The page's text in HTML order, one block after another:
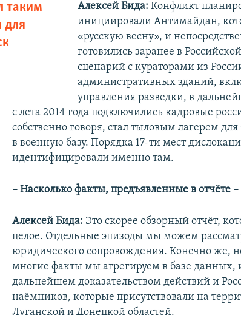
таким
для
Алексей Бида: Конфликт
инициировали Антимайдан,
«русскую весну», и
готовились заранее в
сценарий с кураторами из
административных зданий,
управления разведки, в
с лета 2014 года подключились кадровые
собственно говоря, стал тыловым лагерем
в военную базу. Порядка 17-ти мест
идентифицировали именно там.
– Насколько факты, предъявленные в отчё​те
Алексей Бида: Это скорее обзорный отчёт,
целое. Отдельные эпизоды мы можем
юридического сопровождения. Конечно же,
многие факты мы агрегируем в базе данных,
дальнейшем доказательством действий и
наёмников, которые присутствовали на
Луганской и Донецкой областей.